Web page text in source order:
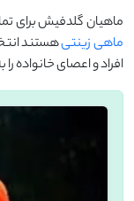
ماهیان گلدفیش برای
ماهی زینتیهستند
افراد و اعصای خانواده